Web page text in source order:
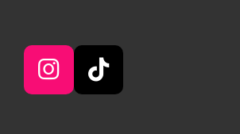
I
n
T
i